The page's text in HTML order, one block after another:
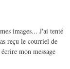
images... J'ai tenté
reçu le courriel de
mon message